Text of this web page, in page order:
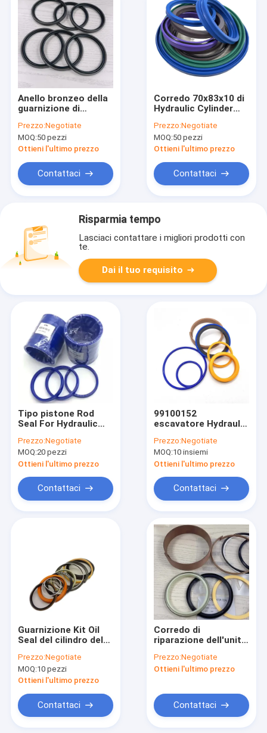
Anello bronzeo della
guarnizione di
dell'escavatore di
PTFE SPGO SPGW
SPGO GLYD
Prezzo:Negotiate
MOQ:50 pezzi
Ottieni l'ultimo prezzo
Contattaci
Corredo 70x83x10 di
Hydraulic Cylinder
della guarnizione
Prezzo:Negotiate
MOQ:50 pezzi
Ottieni l'ultimo prezzo
Contattaci
Risparmia tempo
Lasciaci contattare i migliori prodotti con
te.
Dai il tuo requisito
Tipo pistone Rod
Seal For Hydraulic
guarnizione dell'unità
di elaborazione di
ONU UNS U
Prezzo:Negotiate
MOQ:20 pezzi
Ottieni l'ultimo prezzo
Contattaci
99100152
escavatore Hydraulic
Backhoe Loader 3CX
4CX
Prezzo:Negotiate
MOQ:10 insiemi
Ottieni l'ultimo prezzo
Contattaci
Guarnizione Kit Oil
Seal del cilindro del
dell'escavatore
DH225-7 DH225-9
Prezzo:Negotiate
MOQ:10 pezzi
Ottieni l'ultimo prezzo
Contattaci
Corredo di
riparazione dell'unità
NBR del corredo della
guarnizione di Arm
Prezzo:Negotiate
Ottieni l'ultimo prezzo
Contattaci